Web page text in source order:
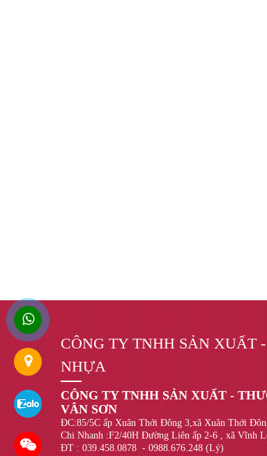
CÔNG TY TNHH SẢN XUẤT
NHỰA
CÔNG TY TNHH SẢN XUẤT -
VÂN SƠN
ĐC:85/5C ấp Xuân Thới Đông 3,xã Xuân Thới
Chi Nhanh :F2/40H Đường Liên ấp 2-6 , xã Vĩnh
ĐT : 039.458.0878 - 0988.676.248 (Lý)